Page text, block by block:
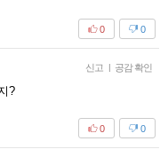
0
0
신고 | 공감 확인
?
0
0